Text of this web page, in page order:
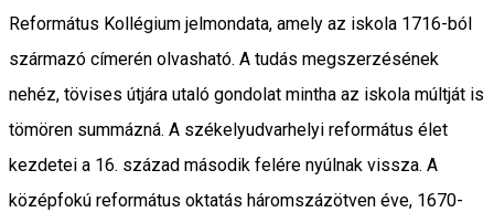
Református Kollégium jelmondata, amely az iskola 1716-ból
származó címerén olvasható. A tudás megszerzésének
nehéz, tövises útjára utaló gondolat mintha az iskola múltját is
tömören summázná. A székelyudvarhelyi református élet
kezdetei a 16. század második felére nyúlnak vissza. A
középfokú református oktatás háromszázötven éve, 1670-